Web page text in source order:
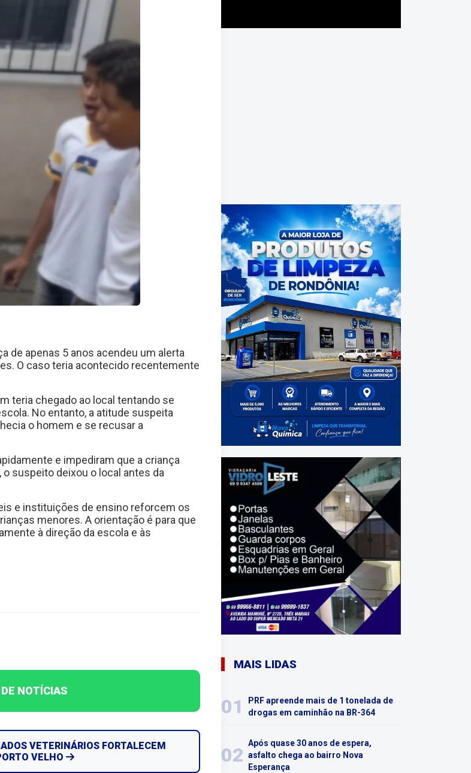
de apenas 5 anos acendeu um alerta
. O caso teria acontecido recentemente
teria chegado ao local tentando se
No entanto, a atitude suspeita
o homem e se recusar a
e impediram que a criança
suspeito deixou o local antes da
e instituições de ensino reforcem os
menores. A orientação é para que
à direção da escola e às
NOTÍCIAS
VETERINÁRIOS FORTALECEM
VELHO
MAIS LIDAS
01
PRF apreende mais de 1 tonelada de
drogas em caminhão na BR-364
02
Após quase 30 anos de espera,
asfalto chega ao bairro Nova
Esperança